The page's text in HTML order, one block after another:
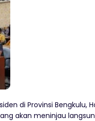
di Provinsi Bengkulu,
akan meninjau